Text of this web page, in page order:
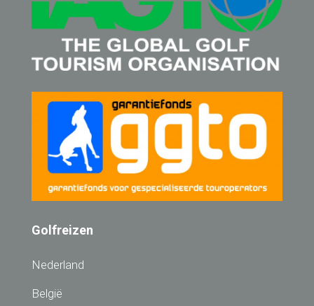
Golfreizen
Nederland
België